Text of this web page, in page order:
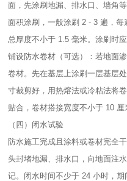
面，先涂刷地漏、排水口、墙角
面积涂刷，一般涂刷 2 - 3 遍，
总厚度不小于 1.5 毫米。涂刷时
铺设防水卷材（可选）：若地面
卷材。先在基层上涂刷一层基层
寸裁剪好，用热熔法或冷粘法将
贴合，卷材搭接宽度不小于 10 厘
（四）闭水试验​
防水施工完成且涂料或卷材完全
头封堵地漏、排水口，向地面注
记。闭水时间不少于 24 小时，